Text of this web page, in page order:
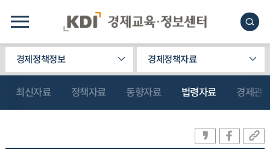
경제정책정보 경제정책자료
최신자료 정책자료 동향자료 법령자료 경제관